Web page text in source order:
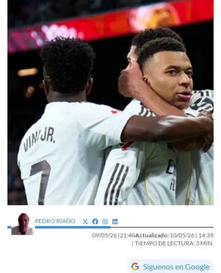
PEDRO RIAÑO
09/05/26 |21:40Actualizado: 10/05/26 | 14:39
| TIEMPO DE LECTURA: 3 MIN.
Síguenos en Google